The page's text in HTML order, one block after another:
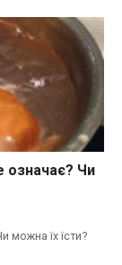
Практичний побут.
означає? Чи
можна їх їсти?